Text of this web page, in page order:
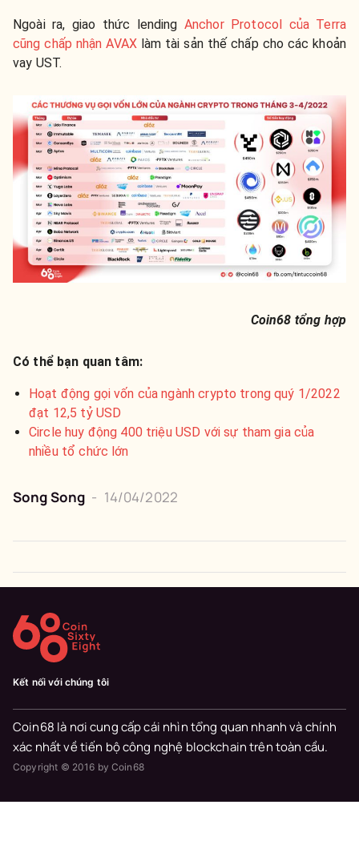
Ngoài ra, giao thức lending Anchor Protocol của Terra
cũng chấp nhận AVAX làm tài sản thế chấp cho các khoản
vay UST.
Coin68 tổng hợp
Có thể bạn quan tâm:
Hoạt động gọi vốn của ngành crypto trong quý 1/2022
đạt 12,5 tỷ USD
Circle huy động 400 triệu USD với sự tham gia của
nhiều tổ chức lớn
Song Song - 14/04/2022
Kết nối với chúng tôi
Coin68 là nơi cung cấp cái nhìn tổng quan nhanh và chính
xác nhất về tiến bộ công nghệ blockchain trên toàn cầu.
Copyright © 2016 by Coin68